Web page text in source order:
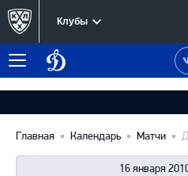
Клубы
Меню
Динамо
Москва
Главная Календарь Матчи
16 января